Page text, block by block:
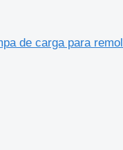
de carga para